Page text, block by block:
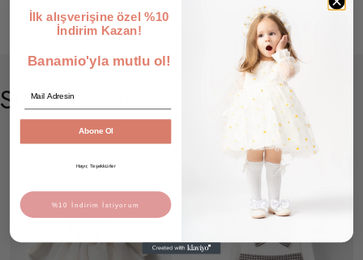
%70 Pamuk %25 PES %Elastan
Stilini Tamamla
İlk alışverişine özel %10
İndirim Kazan!
Banamio'yla mutlu ol!
Abone Ol
Hayır, Teşekkürler
%10 İndirim İstiyorum